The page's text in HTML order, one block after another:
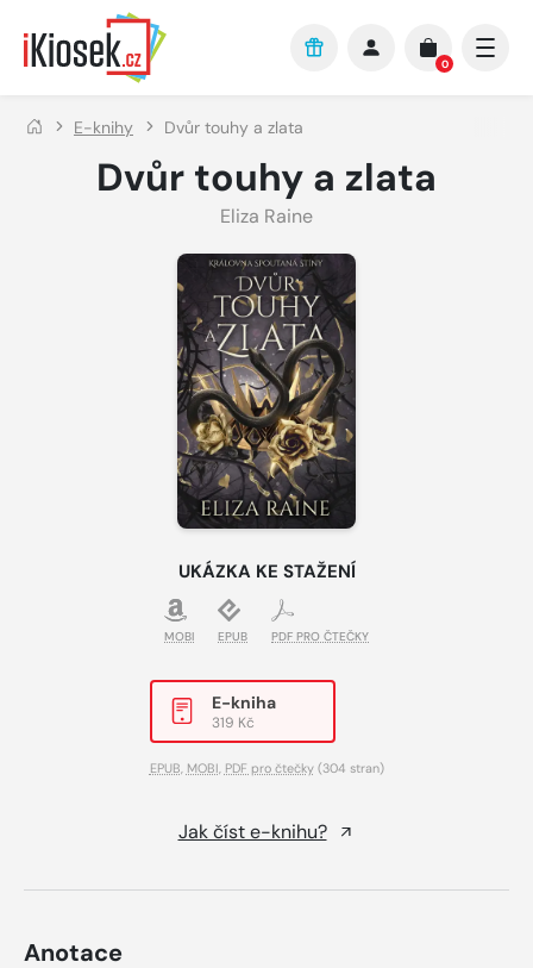
Přejít na hlavní obsah
0
E-knihy Dvůr touhy a zlata
Dvůr touhy a zlata
Eliza Raine
UKÁZKA KE STAŽENÍ
MOBI EPUB PDF PRO ČTEČKY
E-kniha
319 Kč
EPUB, MOBI, PDF pro čtečky(304 stran)
Jak číst e-knihu?
Anotace